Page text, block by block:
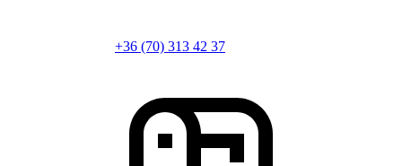
+36 (70) 313 42 37